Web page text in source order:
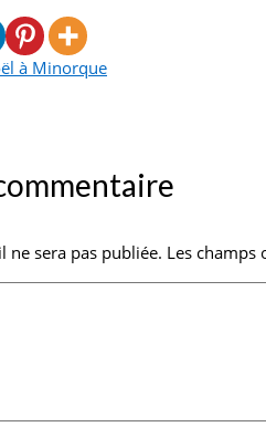
à Minorque
ne sera pas publiée. Les champs